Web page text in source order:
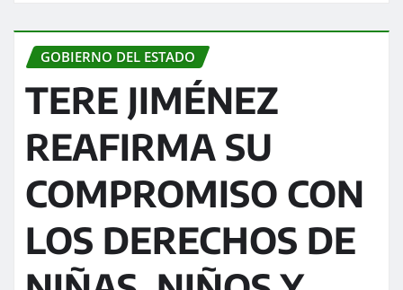
GOBIERNO DEL ESTADO
TERE JIMÉNEZ
REAFIRMA SU
COMPROMISO CON
LOS DERECHOS DE